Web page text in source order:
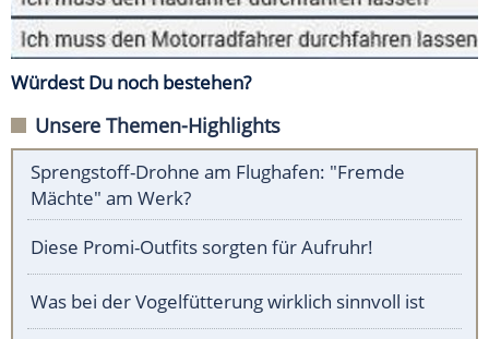
Würdest Du noch bestehen?
Unsere Themen-Highlights
Sprengstoff-Drohne am Flughafen: "Fremde
Mächte" am Werk?
Diese Promi-Outfits sorgten für Aufruhr!
Was bei der Vogelfütterung wirklich sinnvoll ist